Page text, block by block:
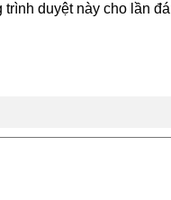
duyệt này cho lần